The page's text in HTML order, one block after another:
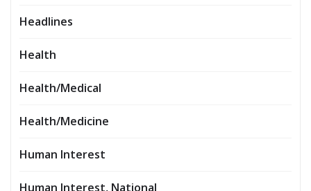
Headlines
Health
Health/Medical
Health/Medicine
Human Interest
Human Interest, National